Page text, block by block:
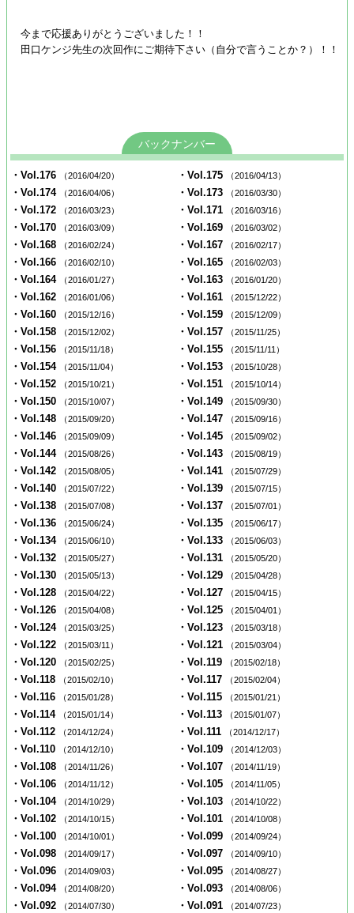
今まで応援ありがとうございました！！
田口ケンジ先生の次回作にご期待下さい（自分で言うことか？）！！
バックナンバー
・Vol.176 （2016/04/20） ・Vol.175 （2016/04/13）
・Vol.174 （2016/04/06） ・Vol.173 （2016/03/30）
・Vol.172 （2016/03/23） ・Vol.171 （2016/03/16）
・Vol.170 （2016/03/09） ・Vol.169 （2016/03/02）
・Vol.168 （2016/02/24） ・Vol.167 （2016/02/17）
・Vol.166 （2016/02/10） ・Vol.165 （2016/02/03）
・Vol.164 （2016/01/27） ・Vol.163 （2016/01/20）
・Vol.162 （2016/01/06） ・Vol.161 （2015/12/22）
・Vol.160 （2015/12/16） ・Vol.159 （2015/12/09）
・Vol.158 （2015/12/02） ・Vol.157 （2015/11/25）
・Vol.156 （2015/11/18） ・Vol.155 （2015/11/11）
・Vol.154 （2015/11/04） ・Vol.153 （2015/10/28）
・Vol.152 （2015/10/21） ・Vol.151 （2015/10/14）
・Vol.150 （2015/10/07） ・Vol.149 （2015/09/30）
・Vol.148 （2015/09/20） ・Vol.147 （2015/09/16）
・Vol.146 （2015/09/09） ・Vol.145 （2015/09/02）
・Vol.144 （2015/08/26） ・Vol.143 （2015/08/19）
・Vol.142 （2015/08/05） ・Vol.141 （2015/07/29）
・Vol.140 （2015/07/22） ・Vol.139 （2015/07/15）
・Vol.138 （2015/07/08） ・Vol.137 （2015/07/01）
・Vol.136 （2015/06/24） ・Vol.135 （2015/06/17）
・Vol.134 （2015/06/10） ・Vol.133 （2015/06/03）
・Vol.132 （2015/05/27） ・Vol.131 （2015/05/20）
・Vol.130 （2015/05/13） ・Vol.129 （2015/04/28）
・Vol.128 （2015/04/22） ・Vol.127 （2015/04/15）
・Vol.126 （2015/04/08） ・Vol.125 （2015/04/01）
・Vol.124 （2015/03/25） ・Vol.123 （2015/03/18）
・Vol.122 （2015/03/11） ・Vol.121 （2015/03/04）
・Vol.120 （2015/02/25） ・Vol.119 （2015/02/18）
・Vol.118 （2015/02/10） ・Vol.117 （2015/02/04）
・Vol.116 （2015/01/28） ・Vol.115 （2015/01/21）
・Vol.114 （2015/01/14） ・Vol.113 （2015/01/07）
・Vol.112 （2014/12/24） ・Vol.111 （2014/12/17）
・Vol.110 （2014/12/10） ・Vol.109 （2014/12/03）
・Vol.108 （2014/11/26） ・Vol.107 （2014/11/19）
・Vol.106 （2014/11/12） ・Vol.105 （2014/11/05）
・Vol.104 （2014/10/29） ・Vol.103 （2014/10/22）
・Vol.102 （2014/10/15） ・Vol.101 （2014/10/08）
・Vol.100 （2014/10/01） ・Vol.099 （2014/09/24）
・Vol.098 （2014/09/17） ・Vol.097 （2014/09/10）
・Vol.096 （2014/09/03） ・Vol.095 （2014/08/27）
・Vol.094 （2014/08/20） ・Vol.093 （2014/08/06）
・Vol.092 （2014/07/30） ・Vol.091 （2014/07/23）